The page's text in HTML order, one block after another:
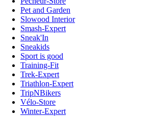
Pet and Garden
Slowood Interior
Smash-Expert
Sneak'In
Sneakids
Sport is good
Training-Fit
Trek-Expert
Triathlon-Expert
TripNBikers
Vélo-Store
Winter-Expert